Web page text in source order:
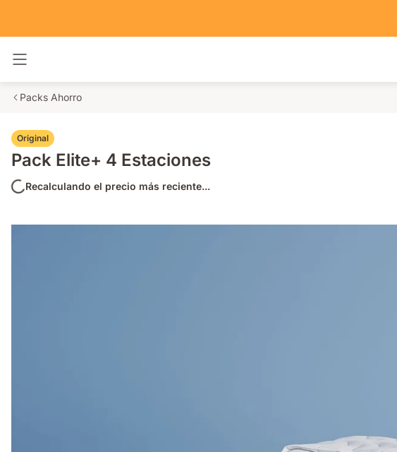
Packs Ahorro
Original
Pack Elite+ 4 Estaciones
Recalculando el precio más reciente...